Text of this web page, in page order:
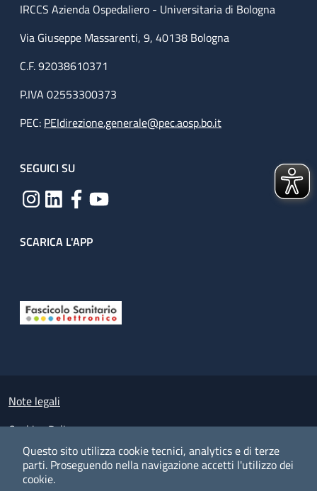
Questo sito utilizza cookie tecnici, analytics e di terze
parti. Proseguendo nella navigazione accetti l'utilizzo dei
cookie.
IRCCS Azienda Ospedaliero - Universitaria di Bologna
Via Giuseppe Massarenti, 9, 40138 Bologna
C.F. 92038610371
P.IVA 02553300373
PEC: PEIdirezione.generale@pec.aosp.bo.it
SEGUICI SU
SCARICA L'APP
Small prints
Note legali
Cookies Policy
Policy privacy e protezione del dato personale
Albo pretorio on-line